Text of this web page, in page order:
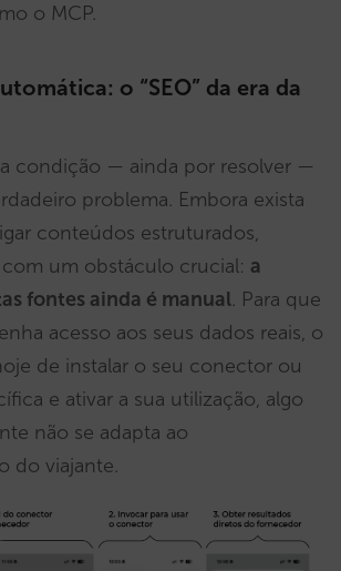
o MCP.
o “SEO” da era da
condição — ainda por resolver —
problema. Embora exista
conteúdos estruturados,
um obstáculo crucial: a
fontes ainda é manual. Para que
acesso aos seus dados reais, o
de instalar o seu conector ou
e ativar a sua utilização, algo
não se adapta ao
do viajante.